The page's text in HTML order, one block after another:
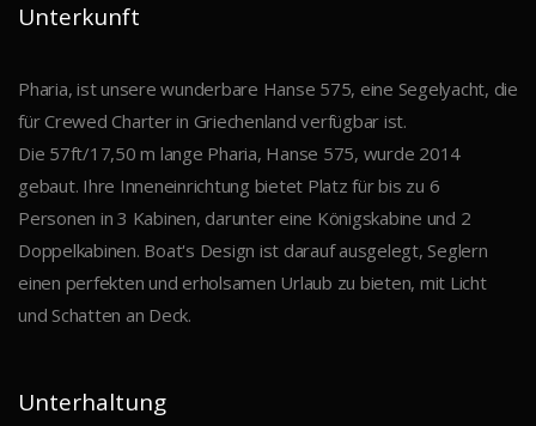
Unterkunft
Pharia, ist unsere wunderbare Hanse 575, eine Segelyacht, die
für Crewed Charter in Griechenland verfügbar ist.
Die 57ft/17,50 m lange Pharia, Hanse 575, wurde 2014
gebaut. Ihre Inneneinrichtung bietet Platz für bis zu 6
Personen in 3 Kabinen, darunter eine Königskabine und 2
Doppelkabinen. Boat's Design ist darauf ausgelegt, Seglern
einen perfekten und erholsamen Urlaub zu bieten, mit Licht
und Schatten an Deck.
Unterhaltung